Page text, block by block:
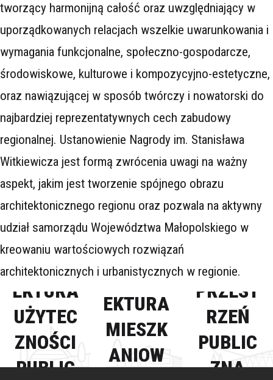
tworzący harmonijną całość oraz uwzględniający w
uporządkowanych relacjach wszelkie uwarunkowania i
wymagania funkcjonalne, społeczno-gospodarcze,
środowiskowe, kulturowe i kompozycyjno-estetyczne,
oraz nawiązującej w sposób twórczy i nowatorski do
najbardziej reprezentatywnych cech zabudowy
regionalnej. Ustanowienie Nagrody im. Stanisława
Witkiewicza jest formą zwrócenia uwagi na ważny
aspekt, jakim jest tworzenie spójnego obrazu
architektonicznego regionu oraz pozwala na aktywny
udział samorządu Województwa Małopolskiego w
kreowaniu wartościowych rozwiązań
architektonicznych i urbanistycznych w regionie.
ARCHIT
EKTURA
UŻYTEC
ZNOŚCI
PUBLIC
ARCHIT
EKTURA
MIESZK
ANIOW
PRZEST
RZEŃ
PUBLIC
ZNA